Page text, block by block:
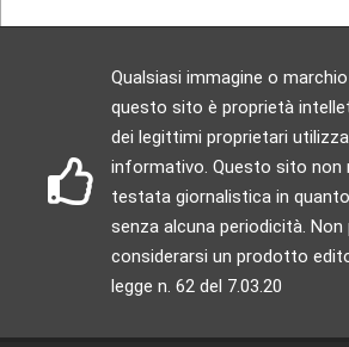
Qualsiasi immagine o
questo sito è proprietà
dei legittimi proprietari
informativo. Questo sito non
testata giornalistica in
senza alcuna periodicità.
considerarsi un prodotto
legge n. 62 del 7.03.20